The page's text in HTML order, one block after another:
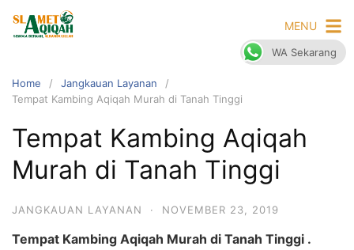
MENU
Home
Jangkauan Layanan
Tempat Kambing Aqiqah Murah di Tanah Tinggi
Tempat Kambing Aqiqah
Murah di Tanah Tinggi
JANGKAUAN LAYANAN · NOVEMBER 23, 2019
Tempat Kambing Aqiqah Murah di Tanah Tinggi .
WA Sekarang